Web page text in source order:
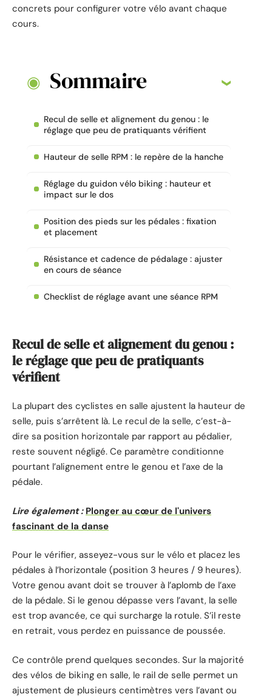
concrets pour configurer votre vélo avant chaque
cours.
Sommaire
Recul de selle et alignement du genou : le
réglage que peu de pratiquants vérifient
Hauteur de selle RPM : le repère de la hanche
Réglage du guidon vélo biking : hauteur et
impact sur le dos
Position des pieds sur les pédales : fixation
et placement
Résistance et cadence de pédalage : ajuster
en cours de séance
Checklist de réglage avant une séance RPM
Recul de selle et alignement du genou :
le réglage que peu de pratiquants
vérifient
La plupart des cyclistes en salle ajustent la hauteur de
selle, puis s’arrêtent là. Le recul de la selle, c’est-à-
dire sa position horizontale par rapport au pédalier,
reste souvent négligé. Ce paramètre conditionne
pourtant l’alignement entre le genou et l’axe de la
pédale.
Lire également : Plonger au cœur de l'univers
fascinant de la danse
Pour le vérifier, asseyez-vous sur le vélo et placez les
pédales à l’horizontale (position 3 heures / 9 heures).
Votre genou avant doit se trouver à l’aplomb de l’axe
de la pédale. Si le genou dépasse vers l’avant, la selle
est trop avancée, ce qui surcharge la rotule. S’il reste
en retrait, vous perdez en puissance de poussée.
Ce contrôle prend quelques secondes. Sur la majorité
des vélos de biking en salle, le rail de selle permet un
ajustement de plusieurs centimètres vers l’avant ou